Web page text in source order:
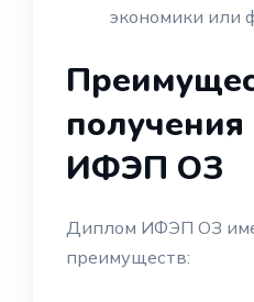
экономики или
ИФЭП ОЗ
Диплом ИФЭП ОЗ
преимуществ: